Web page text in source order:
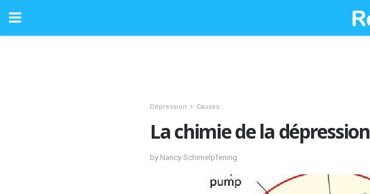
Dépression Causes
La chimie de la dépression
by Nancy Schimelpfening